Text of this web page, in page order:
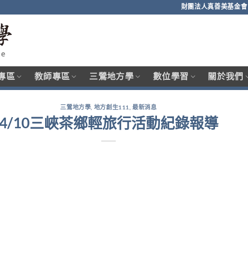
財團法人真善美基金會
區 教師專區 三鶯地方學 數位學習 關於我們
三鶯地方學, 地方創生111,最新消息
10三峽茶鄉輕旅行活動紀錄報導